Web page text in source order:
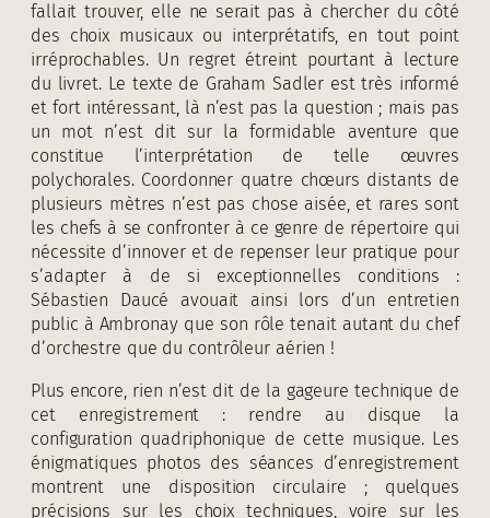
fallait trouver, elle ne serait pas à chercher du côté
des choix musicaux ou interprétatifs, en tout point
irréprochables. Un regret étreint pourtant à lecture
du livret. Le texte de Graham Sadler est très informé
et fort intéressant, là n’est pas la question ; mais pas
un mot n’est dit sur la formidable aventure que
constitue l’interprétation de telle œuvres
polychorales. Coordonner quatre chœurs distants de
plusieurs mètres n’est pas chose aisée, et rares sont
les chefs à se confronter à ce genre de répertoire qui
nécessite d’innover et de repenser leur pratique pour
s’adapter à de si exceptionnelles conditions :
Sébastien Daucé avouait ainsi lors d’un entretien
public à Ambronay que son rôle tenait autant du chef
d’orchestre que du contrôleur aérien !
Plus encore, rien n’est dit de la gageure technique de
cet enregistrement : rendre au disque la
configuration quadriphonique de cette musique. Les
énigmatiques photos des séances d’enregistrement
montrent une disposition circulaire ; quelques
précisions sur les choix techniques, voire sur les